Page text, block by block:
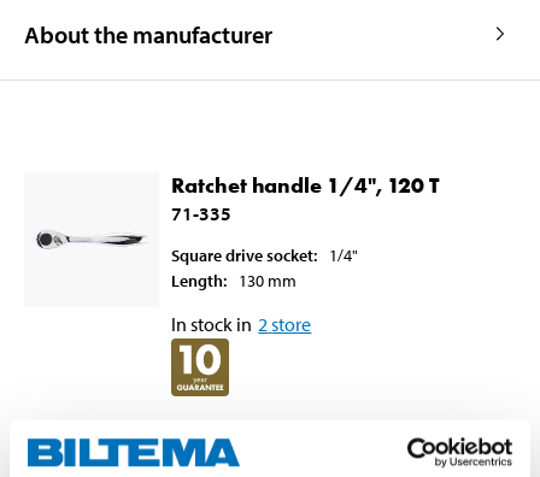
About the manufacturer
Ratchet handle 1/4", 120 T
71-335
Square drive socket:
1/4"
Length: 130 mm
In stock in 2 store